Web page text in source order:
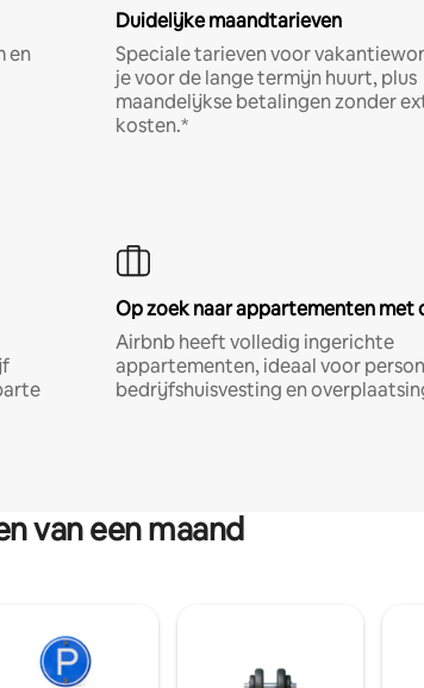
en
Duidelijke maandtarieven
Speciale tarieven voor
je voor de lange termijn huurt, plus
maandelijkse betalingen zonder
kosten.*
Op zoek naar appartementen met
Airbnb heeft volledig ingerichte
appartementen, ideaal voor
bedrijfshuisvesting en
van een maand